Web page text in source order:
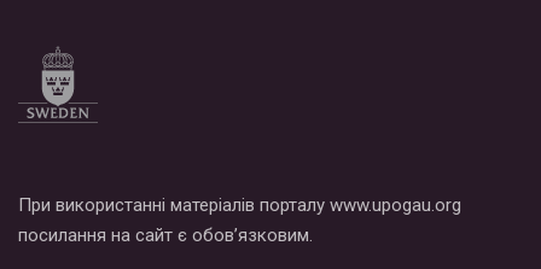
При використанні матеріалів порталу www.upogau.org
посилання на сайт є обов’язковим.